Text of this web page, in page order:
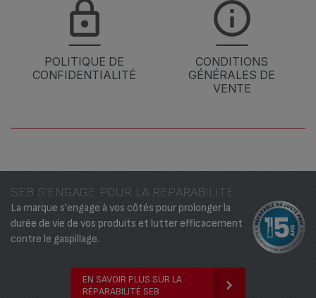
POLITIQUE DE
CONFIDENTIALITÉ
CONDITIONS
GÉNÉRALES DE
VENTE
SEB S'ENGAGE POUR LA REPARABILITE
La marque s'engage à vos côtés pour prolonger la
durée de vie de vos produits et lutter efficacement
contre le gaspillage.
EN SAVOIR PLUS SUR LA
RÉPARABILITÉ SEB